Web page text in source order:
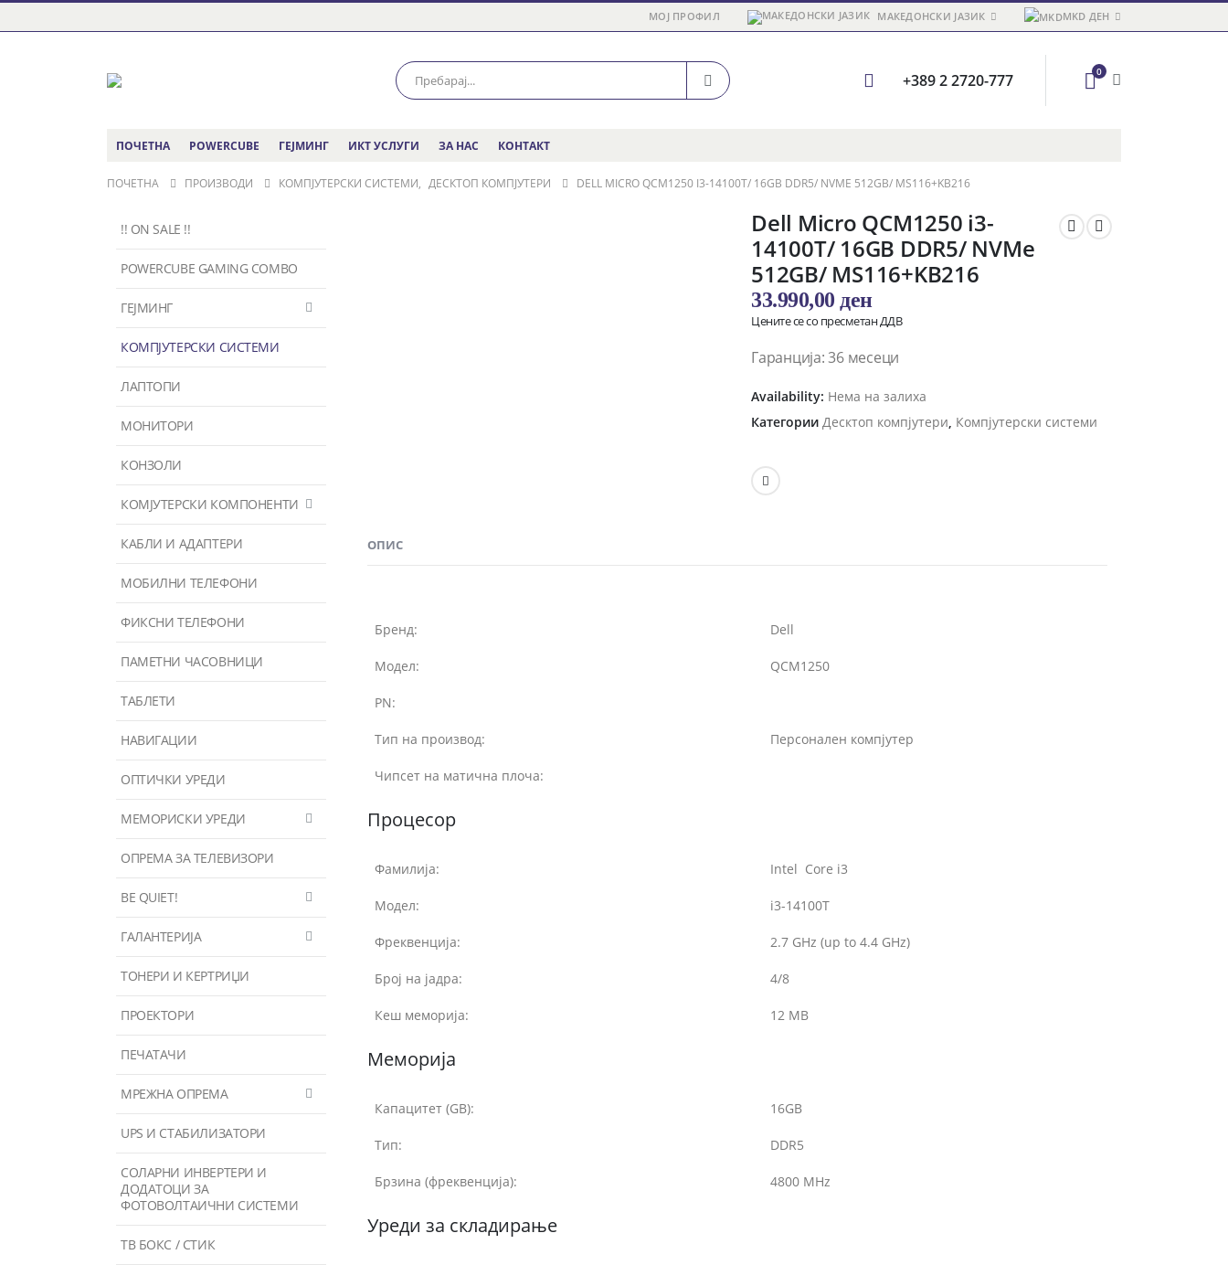
МОЈ ПРОФИЛ МАКЕДОНСКИ ЈАЗИК MKD ДЕН
+389 2 2720-777 0
ПОЧЕТНА POWERCUBE ГЕЈМИНГ ИКТ УСЛУГИ ЗА НАС КОНТАКТ
ПОЧЕТНА ПРОИЗВОДИ КОМПЈУТЕРСКИ СИСТЕМИ, ДЕСКТОП КОМПЈУТЕРИ DELL MICRO QCM1250 I3-14100T/ 16GB DDR5/ NVME 512GB/ MS116+KB216
Dell Micro QCM1250 i3-
14100T/ 16GB DDR5/ NVMe
512GB/ MS116+KB216
33.990,00 ден
Цените се со пресметан ДДВ
Гаранција: 36 месеци
Availability: Нема на залиха
Категории Десктоп компјутери, Компјутерски системи
ОПИС
Бренд: Dell
Модел: QCM1250
PN:
Тип на производ: Персонален компјутер
Чипсет на матична плоча:
Процесор
Фамилија: Intel Core i3
Модел: i3-14100T
Фреквенција: 2.7 GHz (up to 4.4 GHz)
Број на јадра: 4/8
Кеш меморија: 12 МВ
Меморија
Капацитет (GB): 16GB
Тип: DDR5
Брзина (фреквенција): 4800 MHz
Уреди за складирање
!! ON SALE !!
POWERCUBE GAMING COMBO
ГЕЈМИНГ
КОМПЈУТЕРСКИ СИСТЕМИ
ЛАПТОПИ
МОНИТОРИ
КОНЗОЛИ
КОМЈУТЕРСКИ КОМПОНЕНТИ
КАБЛИ И АДАПТЕРИ
МОБИЛНИ ТЕЛЕФОНИ
ФИКСНИ ТЕЛЕФОНИ
ПАМЕТНИ ЧАСОВНИЦИ
ТАБЛЕТИ
НАВИГАЦИИ
ОПТИЧКИ УРЕДИ
МЕМОРИСКИ УРЕДИ
ОПРЕМА ЗА ТЕЛЕВИЗОРИ
BE QUIET!
ГАЛАНТЕРИЈА
ТОНЕРИ И КЕРТРИЏИ
ПРОЕКТОРИ
ПЕЧАТАЧИ
МРЕЖНА ОПРЕМА
UPS И СТАБИЛИЗАТОРИ
СОЛАРНИ ИНВЕРТЕРИ И
ДОДАТОЦИ ЗА
ФОТОВОЛТАИЧНИ СИСТЕМИ
ТВ БОКС / СТИК